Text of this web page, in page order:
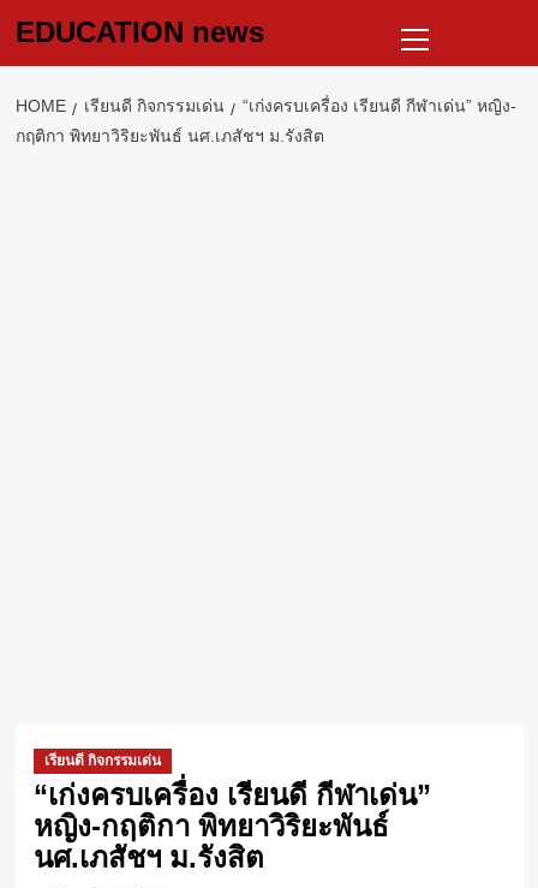
EDUCATION news
Menu
HOME เรียนดี กิจกรรมเด่น
“เก่งครบเครื่อง เรียนดี กีฬาเด่น” หญิง-
กฤติกา พิทยาวิริยะพันธ์ นศ.เภสัชฯ ม.รังสิต
เรียนดี กิจกรรมเด่น
“เก่งครบเครื่อง เรียนดี กีฬาเด่น”
หญิง-กฤติกา พิทยาวิริยะพันธ์
นศ.เภสัชฯ ม.รังสิต